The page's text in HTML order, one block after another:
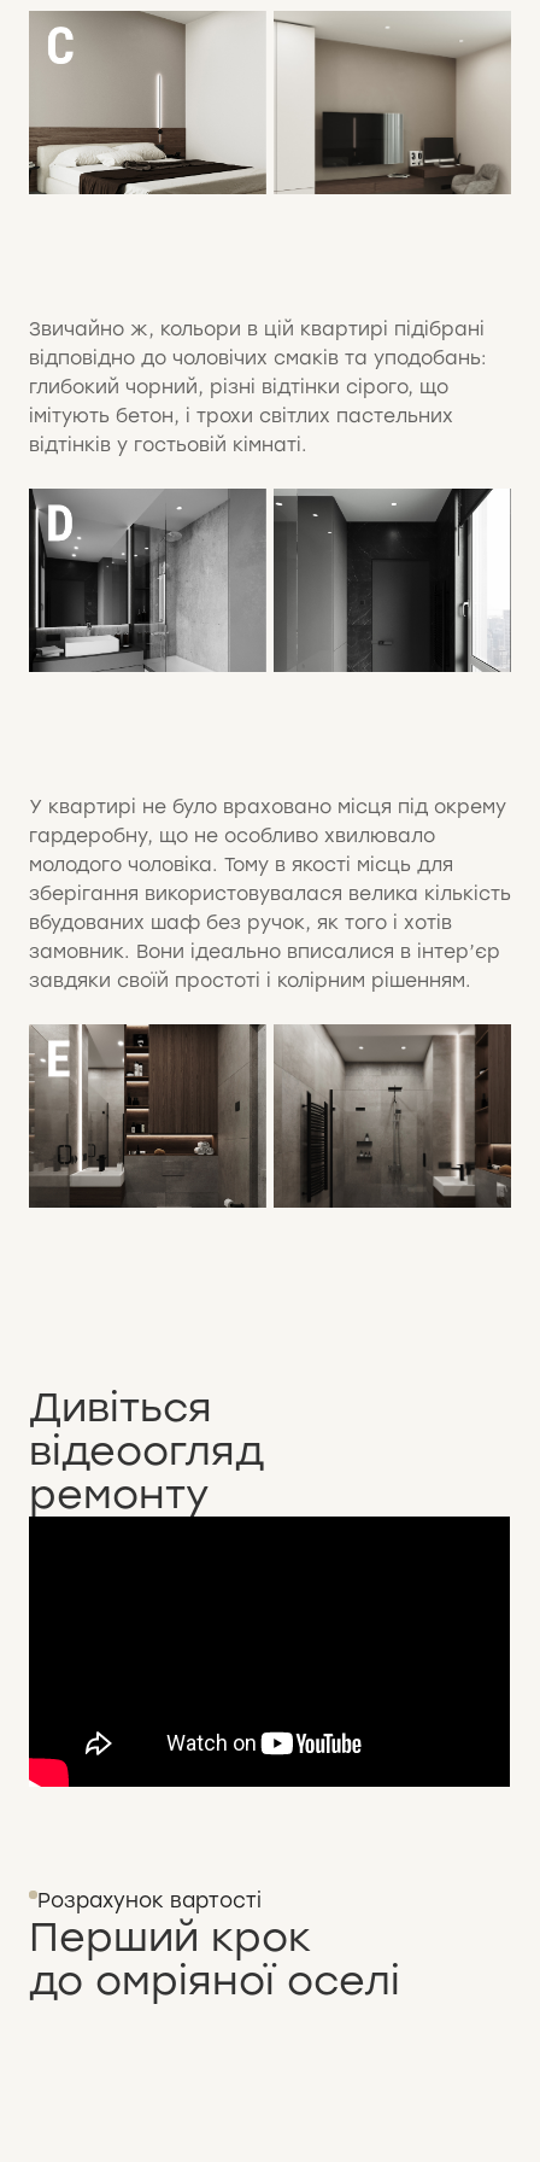
Звичайно ж, кольори в цій квартирі підібрані
відповідно до чоловічих смаків та уподобань: ​​
глибокий чорний, різні відтінки сірого, що
імітують бетон, і трохи світлих пастельних
відтінків у гостьовій кімнаті.
У квартирі не було враховано місця під окрему
гардеробну, що не особливо хвилювало
молодого чоловіка. Тому в якості місць для
зберігання використовувалася велика кількість
вбудованих шаф без ручок, як того і хотів
замовник. Вони ідеально вписалися в інтер’єр
завдяки своїй простоті і колірним рішенням.
Дивіться
відеоогляд
ремонту
Розрахунок вартості
Перший крок
до омріяної оселі